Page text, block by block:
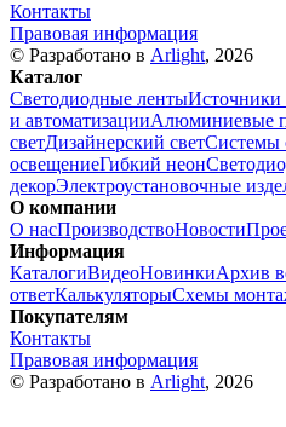
Контакты
Правовая информация
© Разработано в Arlight, 2026
Каталог
Светодиодные лентыИсточники
и автоматизацииАлюминиевые
светДизайнерский светСистемы
освещениеГибкий неон
декорЭлектроустановочные
О компании
О насПроизводствоНовости
Информация
КаталогиВидеоНовинкиАрхив
ответКалькуляторыСхемы
Покупателям
Контакты
Правовая информация
© Разработано в Arlight, 2026